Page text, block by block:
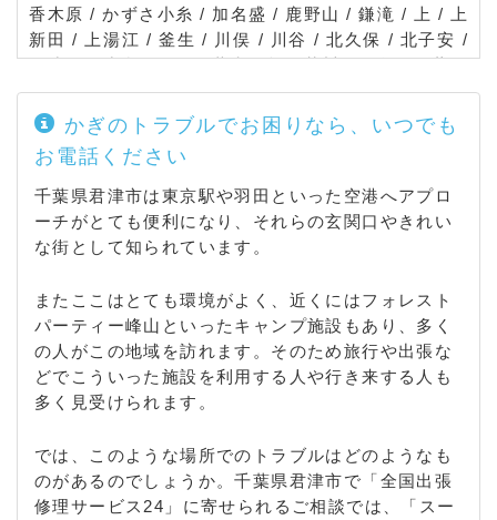
香木原 / かずさ小糸 / 加名盛 / 鹿野山 / 鎌滝 / 上 / 上
新田 / 上湯江 / 釜生 / 川俣 / 川谷 / 北久保 / 北子安 /
君津 / 君津台 / 行馬 / 黄和田畑 / 草川原 / 久保 / 蔵玉
/ 栗坪 / 久留里 / 久留里市場 / 久留里大谷 / 久留里大
和田 / 小市部 / 小糸大谷 / 高坂 / 郡 / 小山野 / 坂田 /
坂畑 / 笹 / 貞元 / 皿引 / 三田 / 新御堂 / 下湯江 / 宿原
/ 小香 / 白駒 / 末吉 / 杉谷 / 清和市場 / 草牛 / 外箕輪
/ 台 / 大中 / 高水 / 滝原 / 旅名 / 俵田 / 塚原 / 作木 /
辻森 / 寺沢 / 常代 / 戸崎 / 利根 / 富田 / 豊田 / 豊英 /
中島 / 中富 / 中野 / 長石 / 西粟倉 / 西猪原 / 西坂田 /
田 / 根本 / 練木 / 長谷川 / 浜子 / 東粟倉 / 東猪原 / 東
坂田 / 東日笠 / 尾車 / 人見 / 平田 / 平山 / 広岡 / 福岡
/ 藤林 / 二入 / 法木 / 法木作 / 正木 / 馬登 / 南久保 /
南子安 / 三直 / 箕輪 / 宮下 / 向郷 / 六手 / 杢師 / 八重
原 / 柳城 / 山高原 / 山滝野 / 山本 / 八幡 / 陽光台 / 吉
かぎのトラブルでお困りなら、いつでも
お電話ください
千葉県君津市は東京駅や羽田といった空港へアプロ
ーチがとても便利になり、それらの玄関口やきれい
な街として知られています。
またここはとても環境がよく、近くにはフォレスト
パーティー峰山といったキャンプ施設もあり、多く
の人がこの地域を訪れます。そのため旅行や出張な
どでこういった施設を利用する人や行き来する人も
多く見受けられます。
では、このような場所でのトラブルはどのようなも
のがあるのでしょうか。千葉県君津市で「全国出張
修理サービス24」に寄せられるご相談では、「スー